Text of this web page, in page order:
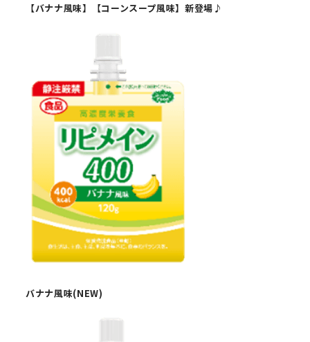
【バナナ風味】【コーンスープ風味】新登場♪
バナナ風味(NEW)